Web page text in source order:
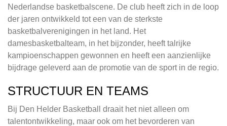
Nederlandse basketbalscene. De club heeft zich in de loop
der jaren ontwikkeld tot een van de sterkste
basketbalverenigingen in het land. Het
damesbasketbalteam, in het bijzonder, heeft talrijke
kampioenschappen gewonnen en heeft een aanzienlijke
bijdrage geleverd aan de promotie van de sport in de regio.
STRUCTUUR EN TEAMS
Bij Den Helder Basketball draait het niet alleen om
talentontwikkeling, maar ook om het bevorderen van